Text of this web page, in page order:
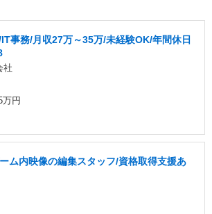
IT事務/月収27万～35万/未経験OK/年間休日
社
万円
ム内映像の編集スタッフ/資格取得支援あ